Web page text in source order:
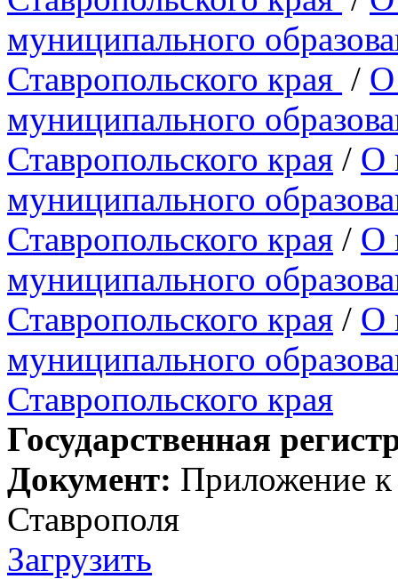
муниципального
Ставропольского края / О
муниципального
Ставропольского края / О
муниципального
Ставропольского края / О
муниципального
Ставропольского края / О
муниципального
Ставропольского края
Государственная
Документ: Приложение
Ставрополя
Загрузить